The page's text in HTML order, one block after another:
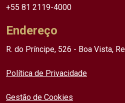
+55 81 2119-4000
Endereço
R. do Príncipe, 526 - Boa Vista,
Política de Privacidade
Gestão de Cookies